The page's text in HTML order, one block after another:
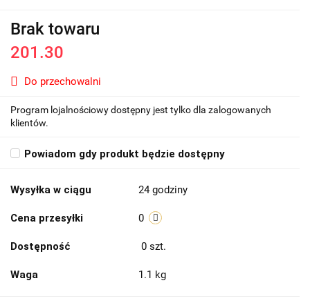
Brak towaru
201.30
Do przechowalni
Program lojalnościowy dostępny jest tylko dla zalogowanych
klientów.
Powiadom gdy produkt będzie dostępny
Wysyłka w ciągu 24 godziny
Cena przesyłki 0
Dostępność 0 szt.
Waga 1.1 kg